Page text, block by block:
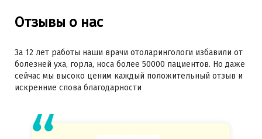
Отзывы о нас
За 12 лет работы наши врачи отоларингологи избавили от
болезней уха, горла, носа более 50000 пациентов. Но даже
сейчас мы высоко ценим каждый положительный отзыв и
искренние слова благодарности